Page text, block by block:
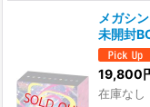
メガシ
未開封
19,800
在庫なし